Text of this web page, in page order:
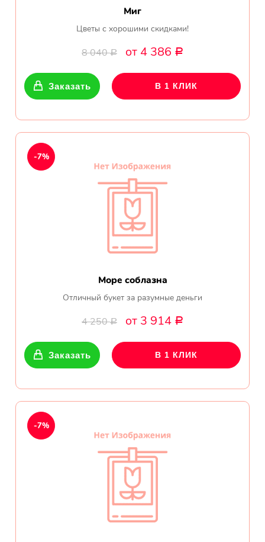
Миг
Цветы с хорошими скидками!
8 040Р от 4 386 Р
Заказать В 1 КЛИК
Море соблазна
Отличный букет за разумные деньги
4 250Р от 3 914 Р
-7%
Заказать В 1 КЛИК
-7%